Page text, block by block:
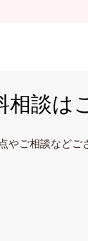
相談は
やご相談など